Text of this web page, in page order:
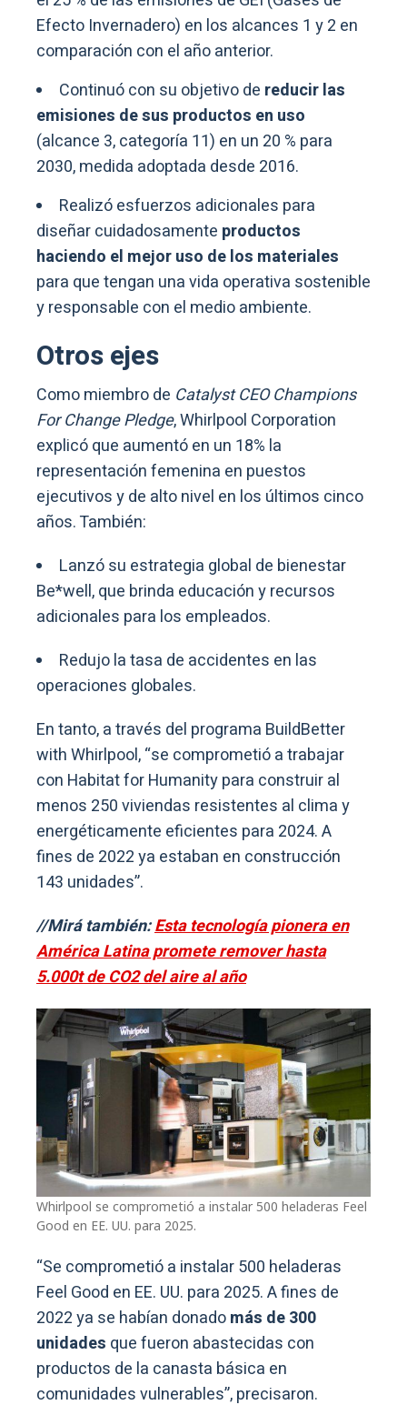
Efecto Invernadero) en los alcances 1 y 2 en
comparación con el año anterior.
Continuó con su objetivo de reducir las
emisiones de sus productos en uso
(alcance 3, categoría 11) en un 20 % para
2030, medida adoptada desde 2016.
Realizó esfuerzos adicionales para
diseñar cuidadosamente productos
haciendo el mejor uso de los materiales
para que tengan una vida operativa sostenible
y responsable con el medio ambiente.
Otros ejes
Como miembro de Catalyst CEO Champions
For Change Pledge, Whirlpool Corporation
explicó que aumentó en un 18% la
representación femenina en puestos
ejecutivos y de alto nivel en los últimos cinco
años. También:
Lanzó su estrategia global de bienestar
Be*well, que brinda educación y recursos
adicionales para los empleados.
Redujo la tasa de accidentes en las
operaciones globales.
En tanto, a través del programa BuildBetter
with Whirlpool, “se comprometió a trabajar
con Habitat for Humanity para construir al
menos 250 viviendas resistentes al clima y
energéticamente eficientes para 2024. A
fines de 2022 ya estaban en construcción
143 unidades”.
//Mirá también:Esta tecnología pionera en
América Latina promete remover hasta
5.000t de CO2 del aire al año
Whirlpool se comprometió a instalar 500 heladeras Feel
Good en EE. UU. para 2025.
“Se comprometió a instalar 500 heladeras
Feel Good en EE. UU. para 2025. A fines de
2022 ya se habían donadomás de 300
unidades que fueron abastecidas con
productos de la canasta básica en
comunidades vulnerables”, precisaron.